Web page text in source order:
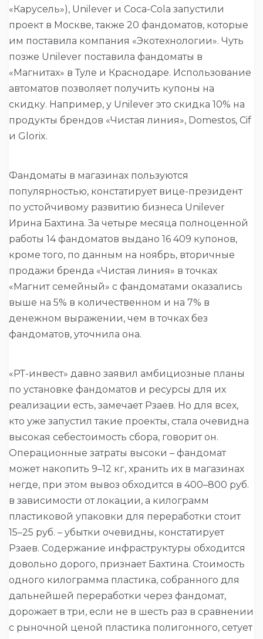
«Карусель»), Unilever и Coca-Cola запустили
проект в Москве, также 20 фандоматов, которые
им поставила компания «Экотехнологии». Чуть
позже Unilever поставила фандоматы в
«Магнитах» в Туле и Краснодаре. Использование
автоматов позволяет получить купоны на
скидку. Например, у Unilever это скидка 10% на
продукты брендов «Чистая линия», Domestos, Cif
и Glorix.
Фандоматы в магазинах пользуются
популярностью, констатирует вице-президент
по устойчивому развитию бизнеса Unilever
Ирина Бахтина. За четыре месяца полноценной
работы 14 фандоматов выдано 16 409 купонов,
кроме того, по данным на ноябрь, вторичные
продажи бренда «Чистая линия» в точках
«Магнит семейный» с фандоматами оказались
выше на 5% в количественном и на 7% в
денежном выражении, чем в точках без
фандоматов, уточнила она.
«РТ-инвест» давно заявил амбициозные планы
по установке фандоматов и ресурсы для их
реализации есть, замечает Рзаев. Но для всех,
кто уже запустил такие проекты, стала очевидна
высокая себестоимость сбора, говорит он.
Операционные затраты высоки – фандомат
может накопить 9–12 кг, хранить их в магазинах
негде, при этом вывоз обходится в 400–800 руб.
в зависимости от локации, а килограмм
пластиковой упаковки для переработки стоит
15–25 руб. – убытки очевидны, констатирует
Рзаев. Содержание инфраструктуры обходится
довольно дорого, признает Бахтина. Стоимость
одного килограмма пластика, собранного для
дальнейшей переработки через фандомат,
дорожает в три, если не в шесть раз в сравнении
с рыночной ценой пластика полигонного, сетует